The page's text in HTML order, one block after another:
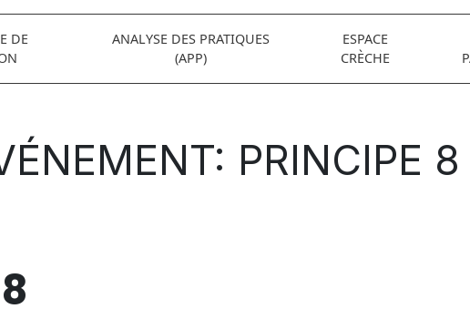
DE
ANALYSE DES PRATIQUES
(APP)
ESPACE
CRÈCHE
PRINCIPE 8